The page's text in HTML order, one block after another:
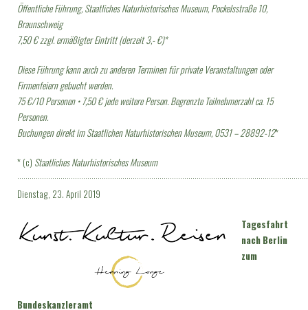
Öffentliche Führung, Staatliches Naturhistorisches Museum, Pockelsstraße 10,
Braunschweig
7,50 € zzgl. ermäßigter Eintritt (derzeit 3,- €)*
Diese Führung kann auch zuanderen Terminen für private Veranstaltungen oder
Firmenfeiern gebucht werden.
75 €/10 Personen • 7,50 € jede weitere Person. Begrenzte Teilnehmerzahl ca. 15
Personen.
Buchungen direkt im Staatlichen Naturhistorischen Museum, 0531 – 28892-12*
* (c) Staatliches Naturhistorisches Museum
Dienstag, 23. April 2019
Tagesfahrt
nach Berlin
zum
Bundeskanzleramt